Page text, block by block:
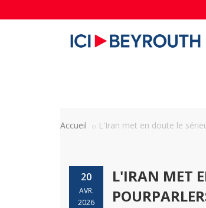
Accueil L'Iran met en doute le
20
AVR.
2026
L'IRAN MET